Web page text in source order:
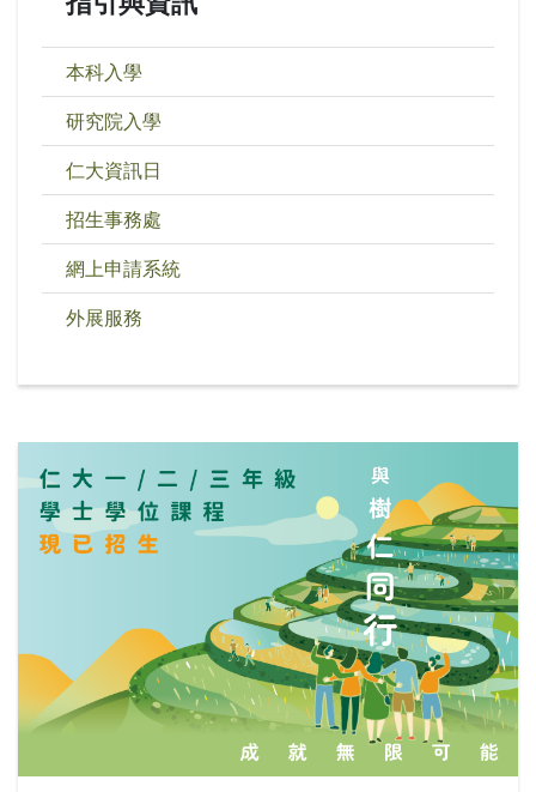
本科入學
研究院入學
仁大資訊日
招生事務處
網上申請系統
外展服務